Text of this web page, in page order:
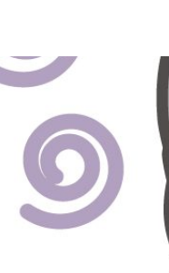
令和８年熊本地震